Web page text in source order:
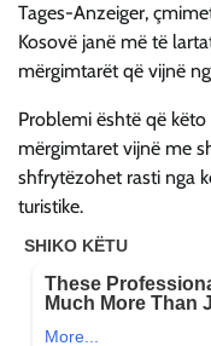
Tages-Anzeiger,
Kosovë janë më të
mërgimtarët që vijnë
Problemi është që
mërgimtaret vijnë me
shfrytëzohet rasti nga
turistike.